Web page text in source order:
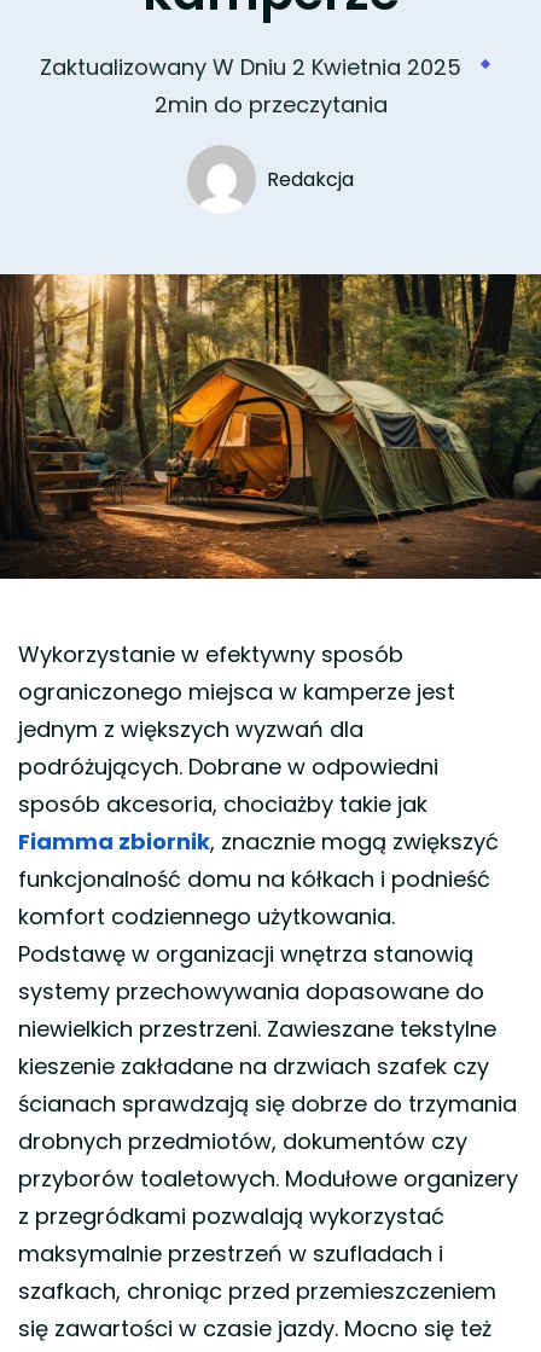
Zaktualizowany W Dniu 2 Kwietnia 2025
2min do przeczytania
Redakcja
Wykorzystanie w efektywny sposób
ograniczonego miejsca w kamperze jest
jednym z większych wyzwań dla
podróżujących. Dobrane w odpowiedni
sposób akcesoria, chociażby takie jak
Fiamma zbiornik, znacznie mogą zwiększyć
funkcjonalność domu na kółkach i podnieść
komfort codziennego użytkowania.
Podstawę w organizacji wnętrza stanowią
systemy przechowywania dopasowane do
niewielkich przestrzeni. Zawieszane tekstylne
kieszenie zakładane na drzwiach szafek czy
ścianach sprawdzają się dobrze do trzymania
drobnych przedmiotów, dokumentów czy
przyborów toaletowych. Modułowe organizery
z przegródkami pozwalają wykorzystać
maksymalnie przestrzeń w szufladach i
szafkach, chroniąc przed przemieszczeniem
się zawartości w czasie jazdy. Mocno się też